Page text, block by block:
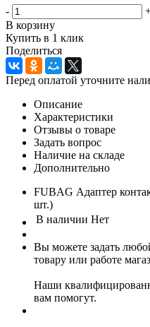
-
В корзину
Купить в 1 клик
Поделиться
Перед оплатой уточните
Описание
Характеристики
Отзывы о товаре
Задать вопрос
Наличие на складе
Дополнительно
FUBAG Адаптер
шт.)
В наличии Нет
Вы можете задать
товару или работе
Наши
вам помогут.